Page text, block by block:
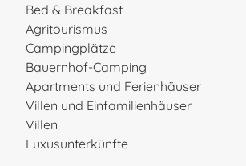
Bed & Breakfast
Agritourismus
Campingplätze
Bauernhof-Camping
Apartments und Ferienhäuser
Villen und Einfamilienhäuser
Villen
Luxusunterkünfte